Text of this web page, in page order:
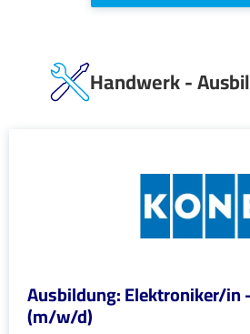
Handwerk -
Ausbildung: Elektroniker/in
(m/w/d)